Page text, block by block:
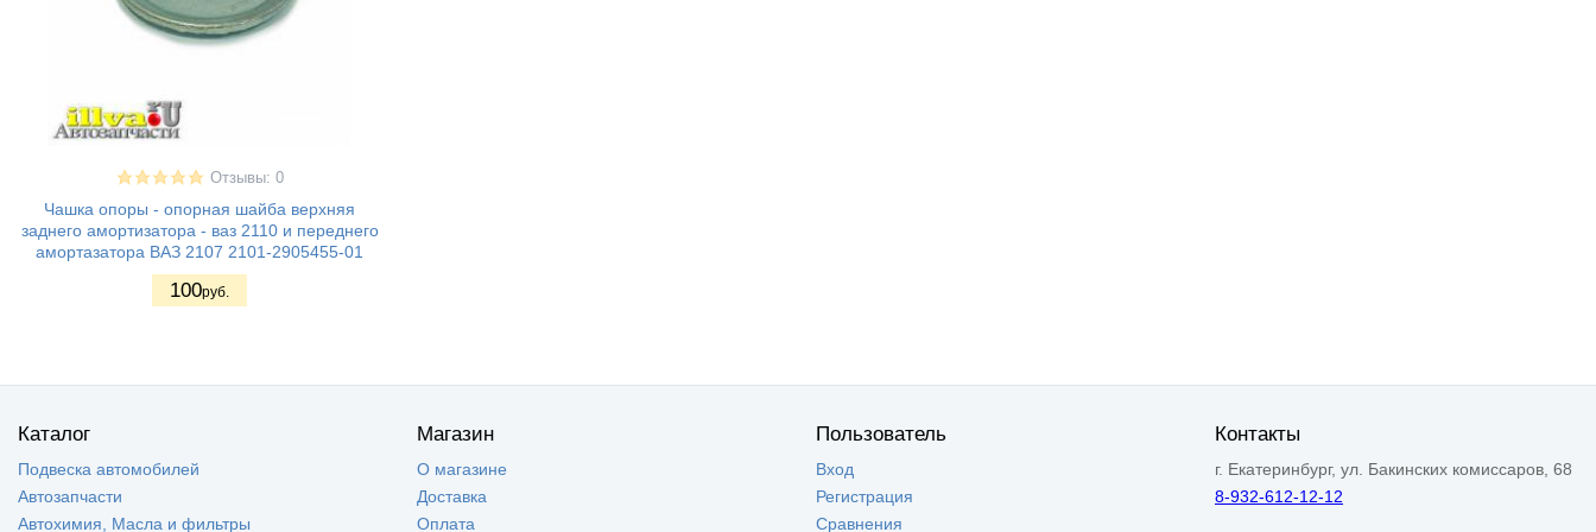
Отзывы: 0
Чашка опоры - опорная шайба верхняя
заднего амортизатора - ваз 2110 и переднего
амортазатора ВАЗ 2107 2101-2905455-01
100руб.
Каталог
Подвеска автомобилей
Автозапчасти
Автохимия, Масла и фильтры
Магазин
О магазине
Доставка
Оплата
Пользователь
Вход
Регистрация
Сравнения
Контакты
г. Екатеринбург, ул. Бакинских комиссаров, 68
8-932-612-12-12